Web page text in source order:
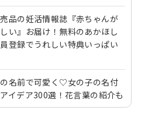
品の妊活情報誌『赤ちゃんが
い』お届け！無料のあかほし
登録でうれしい特典いっぱい
名前で可愛く♡女の子の名付
イデア300選！花言葉の紹介も